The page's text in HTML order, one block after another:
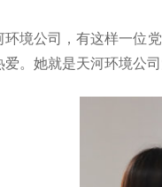
环境公司，有这样一位
爱。她就是天河环境公